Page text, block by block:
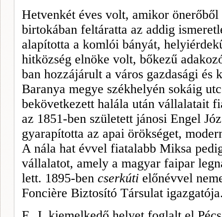
Hetvenkét éves volt, amikor
birtokában feltáratta az addig
alapította a komlói bányát,
hitközség elnöke volt, bőkezű
ban hozzájárult a város gazdasági és
Baranya megye székhelyén sokáig
bekövetkezett halála után vállalatait
az 1851-ben született jánosi Engel
gyarapította az apai örök­séget,
A nála hat évvel fia­talabb Miksa
vállalatot, amely a magyar faipar
lett. 1895-ben cserkúti előnévvel
Foncière Biz­tosító Társulat